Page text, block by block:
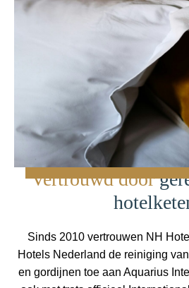
Vertrouwd door
Sinds 2010 vertrouwen NH
Hotels Nederland de reiniging
en gordijnen toe aan Aquarius